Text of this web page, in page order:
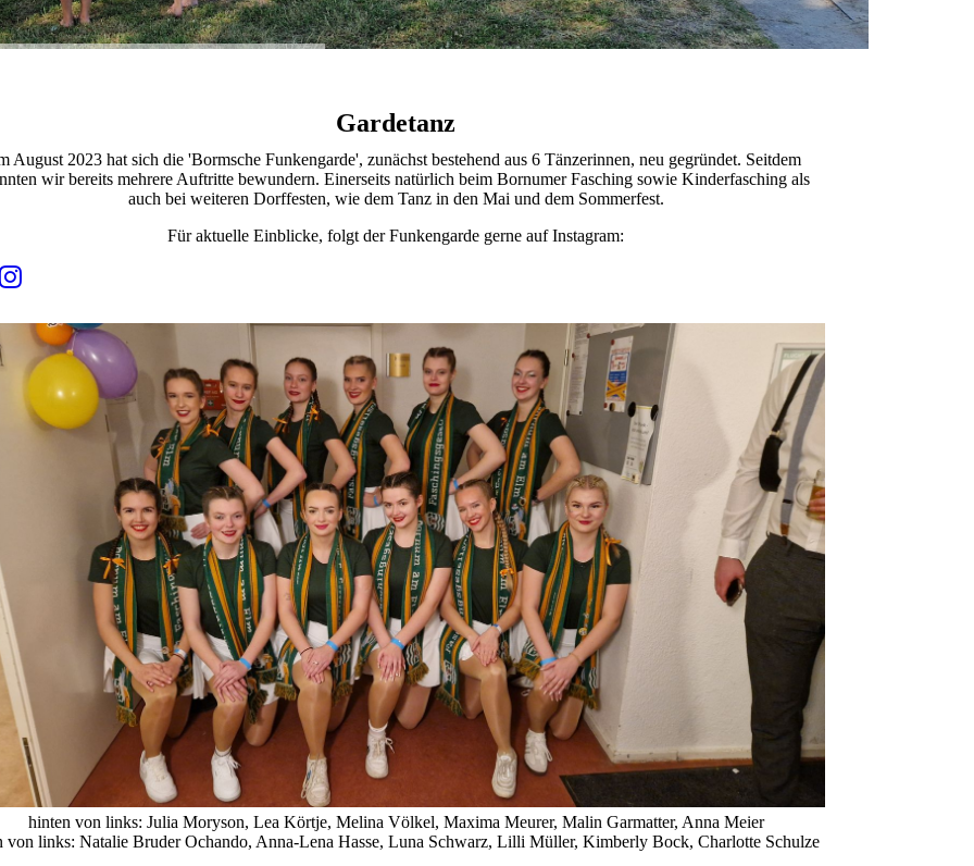
Gardetanz
August 2023 hat sich die 'Bormsche Funkengarde', zunächst bestehend aus 6 Tänzerinnen, neu gegründet. Seitdem
wir bereits mehrere Auftritte bewundern. Einerseits natürlich beim Bornumer Fasching sowie Kinderfasching als
auch bei weiteren Dorffesten, wie dem Tanz in den Mai und dem Sommerfest.
Für aktuelle Einblicke, folgt der Funkengarde gerne auf Instagram:
hinten von links: Julia Moryson, Lea Körtje, Melina Völkel, Maxima Meurer, Malin Garmatter, Anna Meier
von links: Natalie Bruder Ochando, Anna-Lena Hasse, Luna Schwarz, Lilli Müller, Kimberly Bock, Charlotte Schulze